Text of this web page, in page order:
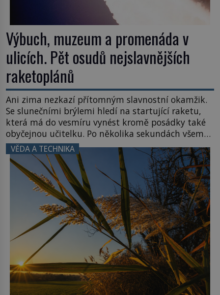
Výbuch, muzeum a promenáda v
ulicích. Pět osudů nejslavnějších
raketoplánů
Ani zima nezkazí přítomným slavnostní okamžik.
Se slunečními brýlemi hledí na startující raketu,
která má do vesmíru vynést kromě posádky také
obyčejnou učitelku. Po několika sekundách všem
ztuhnou úsměvy, stroj totiž exploduje. Jejich
konstrukce není z levného kraje, daňové
poplatníky stojí miliardy dolarů. Na druhou stranu
zvládnou jen představitelné věci. Na malé kousky
Název: Columbia První […]
VĚDA A TECHNIKA